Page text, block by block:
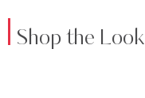
Shop the Look